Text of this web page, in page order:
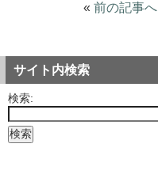
« 前の記事へ
サイト内検索
検索: